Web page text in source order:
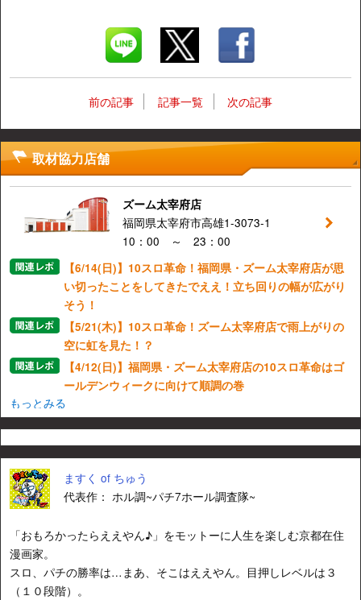
前の記事 記事一覧 次の記事
取材協力店舗
ズーム太宰府店
福岡県太宰府市高雄1-3073-1
10：00 ～ 23：00
【6/14(日)】10スロ革命！福岡県・ズーム太宰府店が思
い切ったことをしてきたでええ！立ち回りの幅が広がり
そう！
【5/21(木)】10スロ革命！ズーム太宰府店で雨上がりの
空に虹を見た！？
【4/12(日)】福岡県・ズーム太宰府店の10スロ革命はゴ
ールデンウィークに向けて順調の巻
もっとみる
ますく of ちゅう
代表作： ホル調~パチ7ホール調査隊~
「おもろかったらええやん♪」をモットーに人生を楽しむ京都在住
漫画家。
スロ、パチの勝率は…まあ、そこはええやん。目押しレベルは３
（１０段階）。